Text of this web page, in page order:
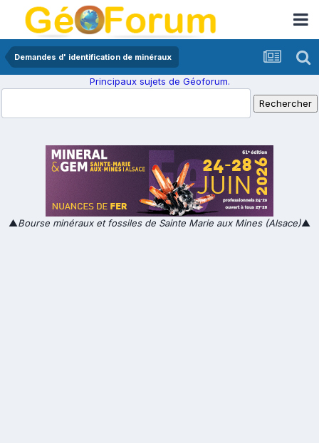
Demandes d' identification de minéraux
Principaux sujets de Géoforum.
▲Bourse minéraux et fossiles de Sainte Marie aux Mines (Alsace)▲